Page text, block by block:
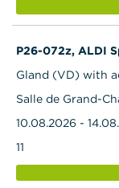
P26-072z, ALDI
Gland (VD) with
Salle de Grand-
10.08.2026 -
11